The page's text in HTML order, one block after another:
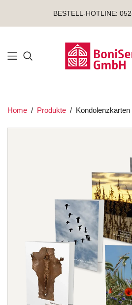
BESTELL-HOTLINE:
Home / Produkte / Kondolenzkarten